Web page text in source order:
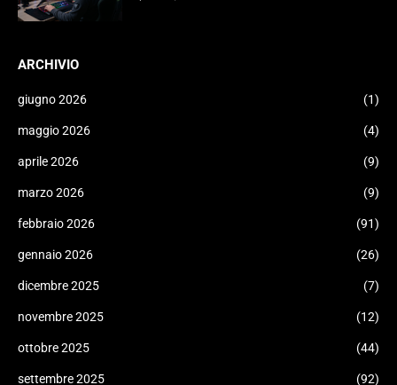
ARCHIVIO
giugno 2026 (1)
maggio 2026 (4)
aprile 2026 (9)
marzo 2026 (9)
febbraio 2026 (91)
gennaio 2026 (26)
dicembre 2025 (7)
novembre 2025 (12)
ottobre 2025 (44)
settembre 2025 (92)